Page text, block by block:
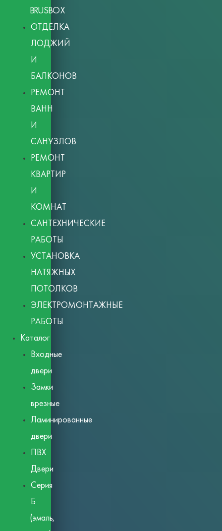
BRUSBOX
ОТДЕЛКА
ЛОДЖИЙ
И
БАЛКОНОВ
РЕМОНТ
ВАНН
И
САНУЗЛОВ
РЕМОНТ
КВАРТИР
И
КОМНАТ
САНТЕХНИЧЕСКИЕ
РАБОТЫ
УСТАНОВКА
НАТЯЖНЫХ
ПОТОЛКОВ
ЭЛЕКТРОМОНТАЖНЫЕ
РАБОТЫ
Каталог
Входные
двери
Замки
врезные
Ламинированные
двери
ПВХ
Двери
Серия
Б
(эмаль,